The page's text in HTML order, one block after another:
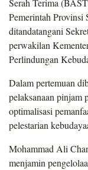
Serah Terima
Pemerintah Provinsi
ditandatangani
perwakilan
Perlindungan
Dalam pertemuan
pelaksanaan pinjam
optimalisasi
pelestarian
Mohammad Ali
menjamin